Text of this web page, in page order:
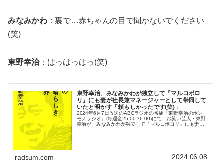
みなみかわ ：裏で…赤ちゃんの目で聞かないでください
(笑)
東野幸治：はっはっはっ(笑)
東野幸治、みなみかわが独立して『マルコポロ
リ』にも妻が社長兼マネージャーとして帯同して
いたと明かす「頼もしかったです(笑)」
2024年6月7日放送のABCラジオの番組『東野幸治のホン
モノラジオ』(毎週金25:00-26:00)にて、お笑い芸人・東野
幸治が、みなみかわが独立して『マルコポロリ』にも妻が
radsum.com 2024.06.08